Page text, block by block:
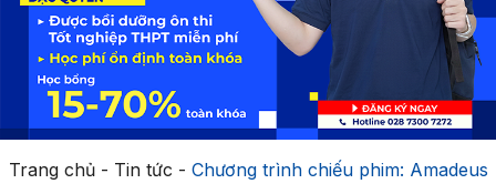
Trang chủ- Tin tức - Chương trình chiếu phim: Amadeus